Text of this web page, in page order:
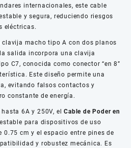
internacionales, este cable
y segura, reduciendo riesgos
eléctricas.
clavija macho tipo A con dos planos
salida incorpora una clavija
C7, conocida como conector “en 8”
Este diseño permite una
evitando falsos contactos y
constante de energía.
6A y 250V, elCable de Poder en
para dispositivos de uso
0.75 cm y el espacio entre pines de
y robustez mecánica. Es